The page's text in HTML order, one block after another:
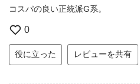
コスパの良い正統派G系。
0
役に立った レビューを共有